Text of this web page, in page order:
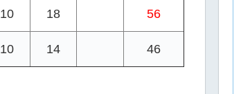
10 18 56
10 14 46